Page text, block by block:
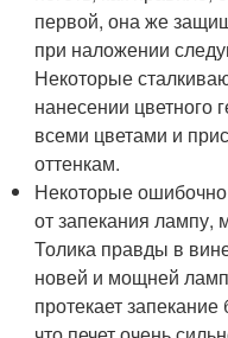
первой, она же
при наложении
Некоторые
нанесении цветного
всеми цветами и
оттенкам.
Некоторые
от запекания лампу,
Толика правды в
новей и мощней
протекает